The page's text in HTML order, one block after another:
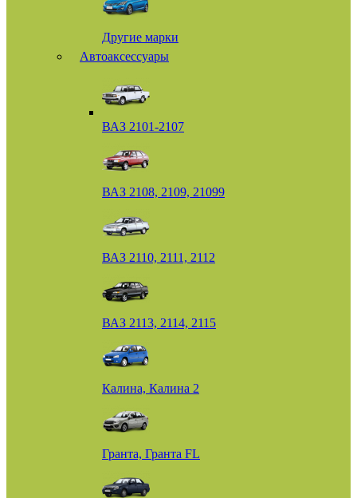
Другие марки
Автоаксессуары
ВАЗ 2101-2107
ВАЗ 2108, 2109, 21099
ВАЗ 2110, 2111, 2112
ВАЗ 2113, 2114, 2115
Калина, Калина 2
Гранта, Гранта FL